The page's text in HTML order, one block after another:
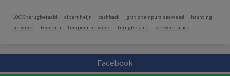
100% terugbetaald albert heijn cashback gratis tempura seaweed
hashting
seaweed
tempura tempura seaweed terugbetaald zeewier snack
Facebook